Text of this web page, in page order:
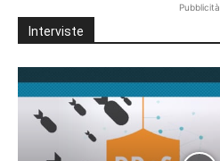
Pubblicità
Interviste